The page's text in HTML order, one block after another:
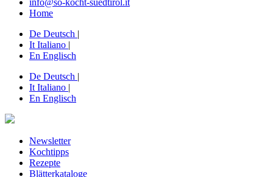
info@so-kocht-suedtirol.it
Home
De Deutsch |
It Italiano |
En Englisch
De Deutsch |
It Italiano |
En Englisch
Newsletter
Kochtipps
Rezepte
Blätterkataloge